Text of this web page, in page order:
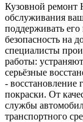
Кузовной ремонт
обслуживания
поддерживать
безопасность на
специалисты
работы:
серьёзные
- восстановление
покраски. От
службы
транспортного